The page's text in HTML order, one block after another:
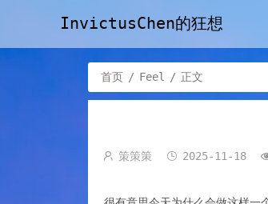
InvictusChen的狂想
首页 / Feel / 正文
策策策 2025-11-18